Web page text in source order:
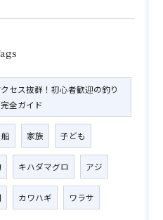
セス抜群！初心者歓迎の釣り
全ガイド
家族 子ども
キハダマグロ アジ
カワハギ ワラサ